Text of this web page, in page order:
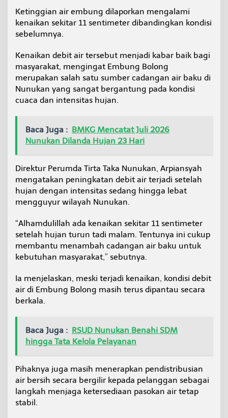
n
g
u
k
a
n
N
a
1
1
n
t
e
r
Ketinggian air embung dilaporkan mengalami
kenaikan sekitar 11 sentimeter dibandingkan kondisi
sebelumnya.
Kenaikan debit air tersebut menjadi kabar baik bagi
masyarakat, mengingat Embung Bolong
merupakan salah satu sumber cadangan air baku di
Nunukan yang sangat bergantung pada kondisi
cuaca dan intensitas hujan.
Baca Juga : BMKG Mencatat Juli 2026
Nunukan Dilanda Hujan 23 Hari
Direktur Perumda Tirta Taka Nunukan, Arpiansyah
mengatakan peningkatan debit air terjadi setelah
hujan dengan intensitas sedang hingga lebat
mengguyur wilayah Nunukan.
“Alhamdulillah ada kenaikan sekitar 11 sentimeter
setelah hujan turun tadi malam. Tentunya ini cukup
membantu menambah cadangan air baku untuk
kebutuhan masyarakat,” sebutnya.
Ia menjelaskan, meski terjadi kenaikan, kondisi debit
air di Embung Bolong masih terus dipantau secara
berkala.
Baca Juga : RSUD Nunukan Benahi SDM
hingga Tata Kelola Pelayanan
Pihaknya juga masih menerapkan pendistribusian
air bersih secara bergilir kepada pelanggan sebagai
langkah menjaga ketersediaan pasokan air tetap
stabil.